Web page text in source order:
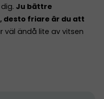
Ju bättre
desto friare är du att
väl ändå lite av vitsen